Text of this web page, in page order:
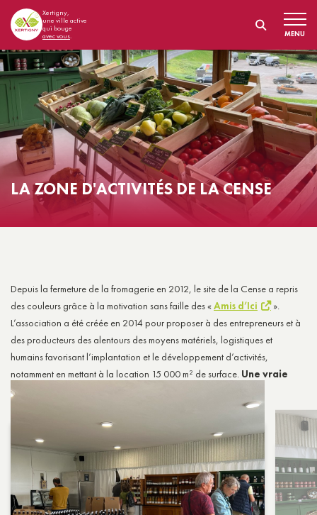
Xertigny,
une ville active
qui bouge
avec vous. MENU
LA ZONE D'ACTIVITÉS DE LA CENSE
Depuis la fermeture de la fromagerie en 2012, le site de la Cense a repris
des couleurs grâce à la motivation sans faille des «Amis d’Ici
».
L’association a été créée en 2014 pour proposer à des entrepreneurs et à
des producteurs des alentours des moyens matériels, logistiques et
humains favorisant l’implantation et le développement d’activités,
notamment en mettant à la location 15 000 m² de surface. Une vraie
impulsion à l’économie locale